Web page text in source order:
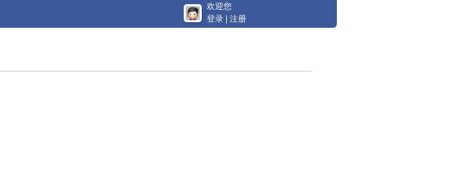
欢迎您
登录
注册